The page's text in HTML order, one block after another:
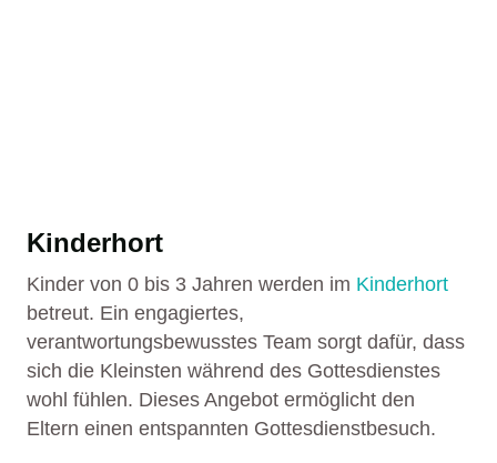
Kinderhort
Kinder von 0 bis 3 Jahren werden im Kinderhort
betreut. Ein engagiertes,
verantwortungsbewusstes Team sorgt dafür, dass
sich die Kleinsten während des Gottesdienstes
wohl fühlen. Dieses Angebot ermöglicht den
Eltern einen entspannten Gottesdienstbesuch.